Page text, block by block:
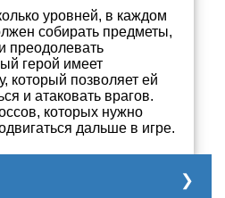
уровней, в каждом
собирать предметы,
преодолевать
герой имеет
который позволяет ей
и атаковать врагов.
которых нужно
дальше в игре.